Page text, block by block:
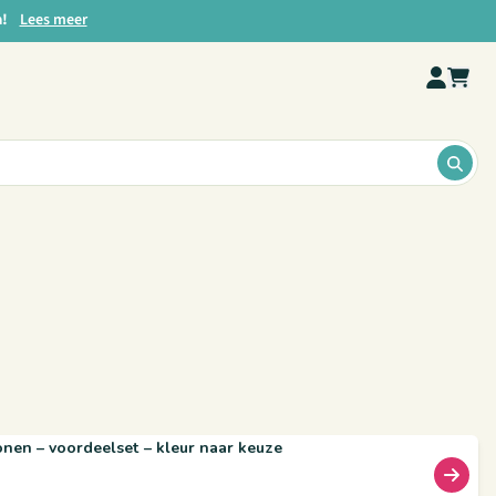
Lees meer
– voordeelset – kleur naar keuze